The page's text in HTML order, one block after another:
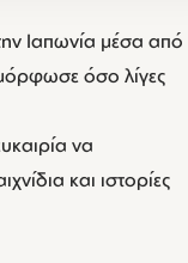
Ιαπωνία μέσα από
όσο λίγες
να
και ιστορίες